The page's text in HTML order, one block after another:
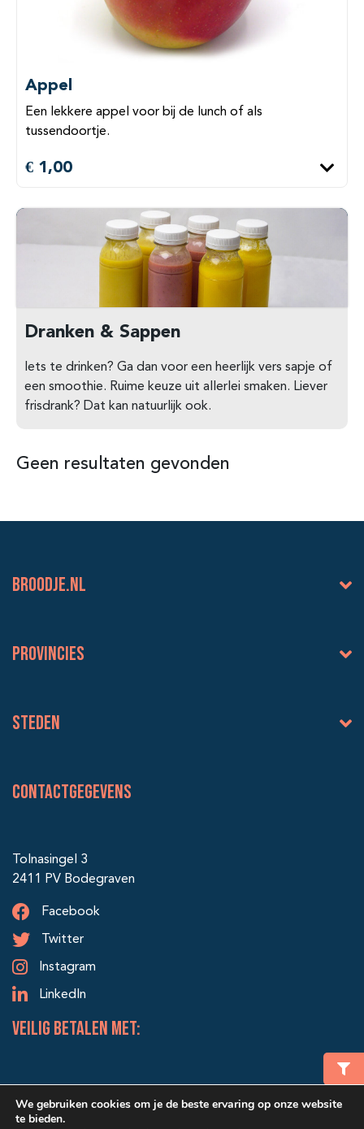
Appel
Een lekkere appel voor bij de lunch of als
tussendoortje.
€ 1,00
Dranken & Sappen
Iets te drinken? Ga dan voor een heerlijk vers sapje of
een smoothie. Ruime keuze uit allerlei smaken. Liever
frisdrank? Dat kan natuurlijk ook.
Geen resultaten gevonden
BROODJE.NL
Provincies
Steden
Contactgegevens
Tolnasingel 3
2411 PV Bodegraven
Facebook
Twitter
Instagram
LinkedIn
veilig betalen met:
We gebruiken cookies om je de beste ervaring op onze website
te bieden.